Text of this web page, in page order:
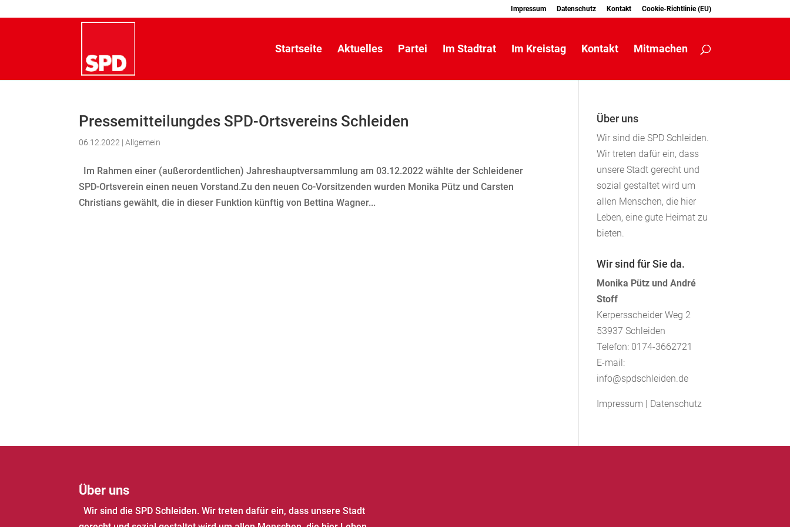
Impressum Datenschutz Kontakt Cookie-Richtlinie (EU)
Startseite Aktuelles Partei Im Stadtrat Im Kreistag Kontakt Mitmachen
Pressemitteilungdes SPD-Ortsvereins Schleiden
06.12.2022 |Allgemein
Im Rahmen einer (außerordentlichen) Jahreshauptversammlung am 03.12.2022 wählte der Schleidener
SPD-Ortsverein einen neuen Vorstand.Zu den neuen Co-Vorsitzenden wurden Monika Pütz und Carsten
Christians gewählt, die in dieser Funktion künftig von Bettina Wagner...
Über uns
Wir sind die SPD Schleiden.
Wir treten dafür ein, dass
unsere Stadt gerecht und
sozial gestaltet wird um
allen Menschen, die hier
Leben, eine gute Heimat zu
bieten.
Wir sind für Sie da.
Monika Pütz und André
Stoff
Kerpersscheider Weg 2
53937 Schleiden
Telefon: 0174-3662721
E-mail:
info@spdschleiden.de
Impressum | Datenschutz
Über uns
Wir sind die SPD Schleiden. Wir treten dafür ein, dass unsere Stadt